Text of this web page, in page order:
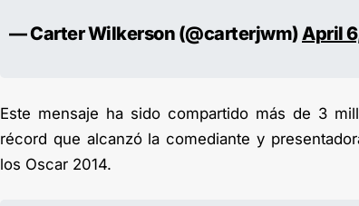
— Carter Wilkerson (@carterjwm)April
Este mensaje ha sido compartido más de 3
récord que alcanzó la comediante y
los Oscar 2014.